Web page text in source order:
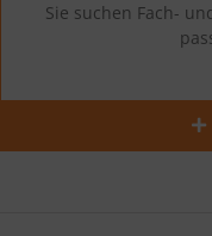
Sie suchen Fach-